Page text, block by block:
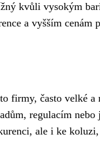
kvůli vysokým
a vyšším
často velké
regulacím
ale i ke